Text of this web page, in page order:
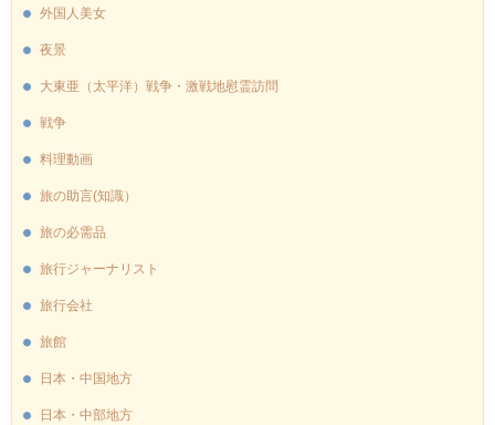
外国人美女
夜景
大東亜（太平洋）戦争・激戦地慰霊訪問
戦争
料理動画
旅の助言(知識）
旅の必需品
旅行ジャーナリスト
旅行会社
旅館
日本・中国地方
日本・中部地方